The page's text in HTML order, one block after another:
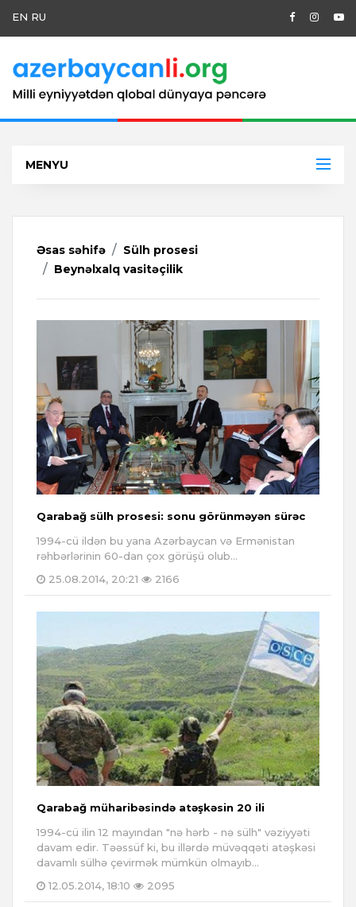
EN RU
MENYU
Əsas səhifə
Sülh prosesi
Beynəlxalq vasitəçilik
Qarabağ sülh prosesi: sonu görünməyən sürəc
1994-cü ildən bu yana Azərbaycan və Ermənistan
rəhbərlərinin 60-dan çox görüşü olub...
25.08.2014, 20:21
2166
Qarabağ müharibəsində atəşkəsin 20 ili
1994-cü ilin 12 mayından "nə hərb - nə sülh" vəziyyəti
davam edir. Təəssüf ki, bu illərdə müvəqqəti atəşkəsi
davamlı sülhə çevirmək mümkün olmayıb...
12.05.2014, 18:10
2095